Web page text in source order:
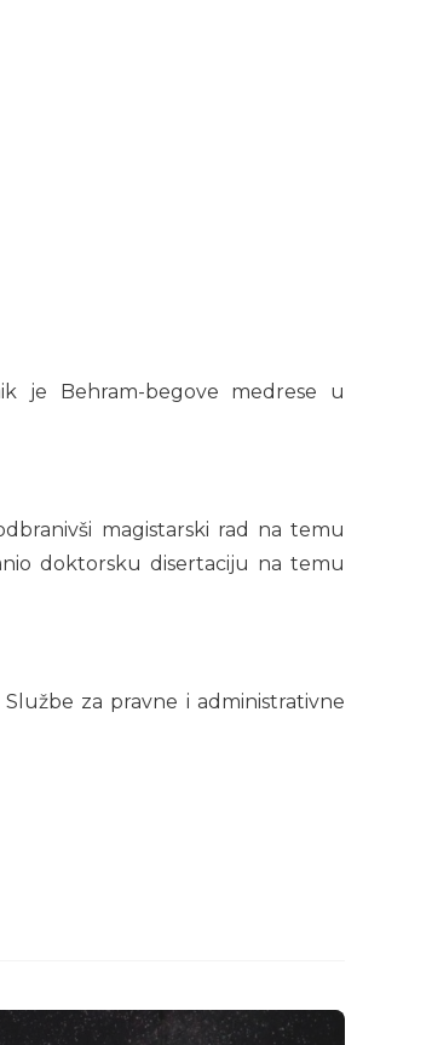
je Behram-begove medrese u
magistarski rad na temu
doktorsku disertaciju na temu
za pravne i administrativne